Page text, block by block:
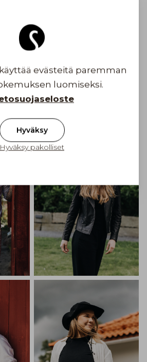
yli 100 € tilauksiin
alkaen 6,90 €
evästeitä paremman
luomiseksi.
Hyväksy
Hyväksy pakolliset